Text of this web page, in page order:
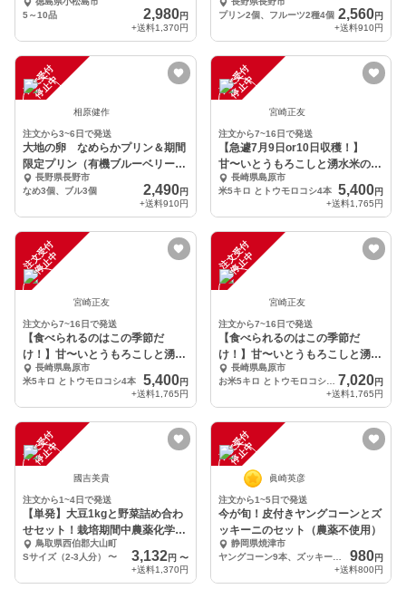
～
5～10品
2,980円
+送料1,370円
す！
プリン2個、フルーツ2種4個 2,560円
+送料910円
注
文
受
付
停
止
中
相原健作
注文から3~6日で発送
大地の卵 なめらかプリン＆期間
限定プリン（有機ブルーベリー）
6個セット
長野県長野市
なめ3個、ブル3個
2,490円
+送料910円
注
文
受
付
停
止
中
宮崎正友
注文から7~16日で発送
【急遽7月9日or10日収穫！】
甘〜いとうもろこしと湧水米のお
得なセット
長崎県島原市
米5キロ とトウモロコシ4本
5,400円
+送料1,765円
注
文
受
付
停
止
中
宮崎正友
注文から7~16日で発送
【食べられるのはこの季節だ
け！】甘〜いとうもろこしと湧水
米のお得なセット
長崎県島原市
米5キロ とトウモロコシ4本
5,400円
+送料1,765円
注
文
受
付
停
止
中
宮崎正友
注文から7~16日で発送
【食べられるのはこの季節だ
け！】甘〜いとうもろこしと湧水
米のお得なセット
長崎県島原市
お米5キロ とトウモロコシ3本〜4本
7,020円
+送料1,765円
注
文
受
付
停
止
中
國吉美貴
注文から1~4日で発送
【単発】大豆1kgと野菜詰め合わ
せセット！栽培期間中農薬化学肥
料不使用
鳥取県西伯郡大山町
Sサイズ（2-3人分）
〜 3,132円 〜
+送料1,370円
注
文
受
付
停
止
中
眞崎英彦
注文から1~5日で発送
今が旬！皮付きヤングコーンとズ
ッキーニのセット（農薬不使用）
静岡県焼津市
ヤングコーン9本、ズッキーニ2本
980円
+送料800円